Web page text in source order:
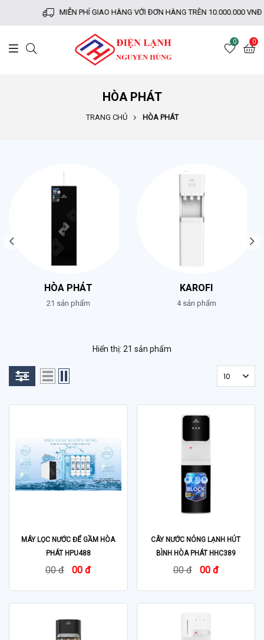
MIỄN PHÍ GIAO HÀNG VỚI ĐƠN HÀNG TRÊN 10.000.000 VNĐ
0 0
HÒA PHÁT
TRANG CHỦ HÒA PHÁT
HÒA PHÁT
21 sản phẩm
KAROFI
4 sản phẩm
Hiển thị: 21 sản phẩm
MÁY LỌC NƯỚC ĐỂ GẦM HÒA
PHÁT HPU488
00 đ 00 đ
CÂY NƯỚC NÓNG LẠNH HÚT
BÌNH HÒA PHÁT HHC389
00 đ 00 đ